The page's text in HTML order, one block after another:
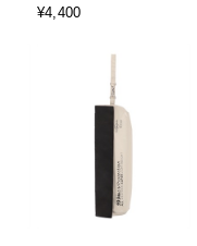
チパチトリップポー
¥4,400